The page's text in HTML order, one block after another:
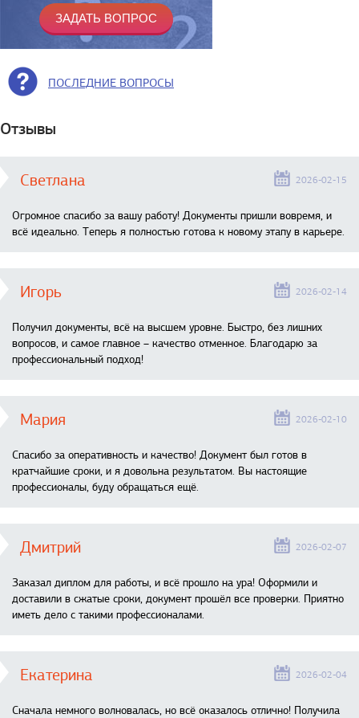
ПОСЛЕДНИЕ ВОПРОСЫ
Отзывы
Светлана 2026-02-15
Огромное спасибо за вашу работу! Документы пришли вовремя, и
всё идеально. Теперь я полностью готова к новому этапу в карьере.
Игорь 2026-02-14
Получил документы, всё на высшем уровне. Быстро, без лишних
вопросов, и самое главное – качество отменное. Благодарю за
профессиональный подход!
Мария 2026-02-10
Спасибо за оперативность и качество! Документ был готов в
кратчайшие сроки, и я довольна результатом. Вы настоящие
профессионалы, буду обращаться ещё.
Дмитрий 2026-02-07
Заказал диплом для работы, и всё прошло на ура! Оформили и
доставили в сжатые сроки, документ прошёл все проверки. Приятно
иметь дело с такими профессионалами.
Екатерина 2026-02-04
Сначала немного волновалась, но всё оказалось отлично! Получила